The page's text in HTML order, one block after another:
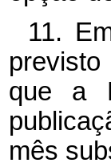
11.
que a
mês